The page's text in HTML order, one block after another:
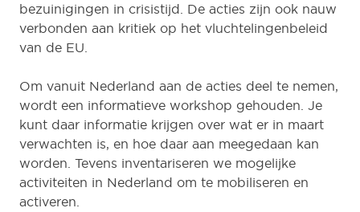
bezuinigingen in crisistijd. De acties zijn ook nauw
verbonden aan kritiek op het vluchtelingenbeleid
van de EU.
Om vanuit Nederland aan de acties deel te nemen,
wordt een informatieve workshop gehouden. Je
kunt daar informatie krijgen over wat er in maart
verwachten is, en hoe daar aan meegedaan kan
worden. Tevens inventariseren we mogelijke
activiteiten in Nederland om te mobiliseren en
activeren.